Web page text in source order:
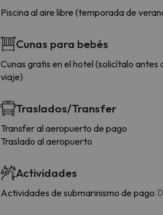
Piscina al aire libre (temporada de
Cunas para bebés
Cunas gratis en el hotel (solicítalo antes
viaje)
Traslados/Transfer
Transfer al aeropuerto de pago
Traslado al aeropuerto
Actividades
Actividades de submarinismo de pago